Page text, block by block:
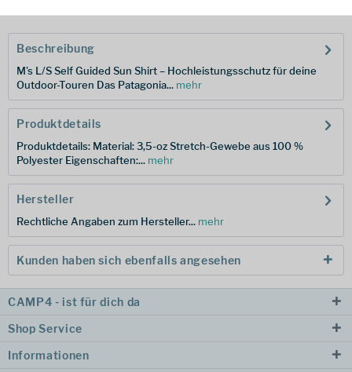
Beschreibung
M's L/S Self Guided Sun Shirt – Hochleistungsschutz für deine
Outdoor-Touren Das Patagonia... mehr
Produktdetails
Produktdetails: Material: 3,5-oz Stretch-Gewebe aus 100 %
Polyester Eigenschaften:... mehr
Hersteller
Rechtliche Angaben zum Hersteller... mehr
Kunden haben sich ebenfalls angesehen
CAMP4 - ist für dich da
Shop Service
Informationen